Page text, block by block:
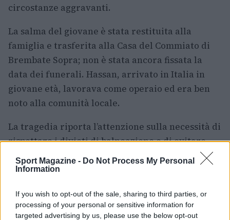
Sport Magazine - Do Not Process My Personal
Information
If you wish to opt-out of the sale, sharing to third parties, or
processing of your personal or sensitive information for
targeted advertising by us, please use the below opt-out
circostanze aggravanti.
La salma del giovane è stata restituita alla
famiglia e trasferita alla Casa del Commiato di
Brembate Sopra; non è stata ancora fissata la
data dei funerali. Hassan, arrivato in Italia in
giovane età, lavorava come operaio ed era ben
noto alla comunità locale.
La tragedia riporta l’attenzione sulla necessità di
rispettare i divieti di balneazione e di evitare
avvicinamenti pericolosi alle sponde e alle
cascatelle del fiume, dove fenomeni come i
e letale.